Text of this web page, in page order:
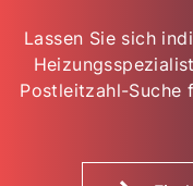
Lassen Sie sich
Postleitzahl-Suche